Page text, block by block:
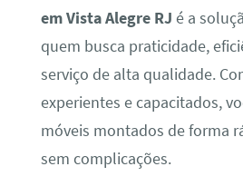
em Vista Alegre RJ é a
quem busca praticidade,
serviço de alta qualidade.
experientes e capacitados,
móveis montados de forma
sem complicações.